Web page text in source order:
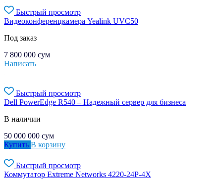
Быстрый просмотр
Видеоконференцкамера Yealink UVC50
Под заказ
7 800 000 сум
Написать
Быстрый просмотр
Dell PowerEdge R540 – Надежный сервер для бизнеса
В наличии
50 000 000 сум
Купить В корзину
Быстрый просмотр
Коммутатор Extreme Networks 4220-24P-4X